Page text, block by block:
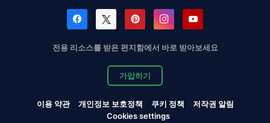
전용 리소스를 받은 편지함에서 바로 받아보세요
가입하기
이용 약관 개인정보 보호정책 쿠키 정책
저작권 알림
Cookies settings